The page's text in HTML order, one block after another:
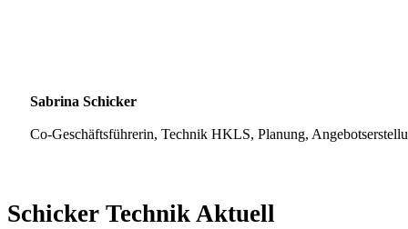
Sabrina Schicker
Co-Geschäftsführerin, Technik HKLS, Planung,
Schicker Technik Aktuell